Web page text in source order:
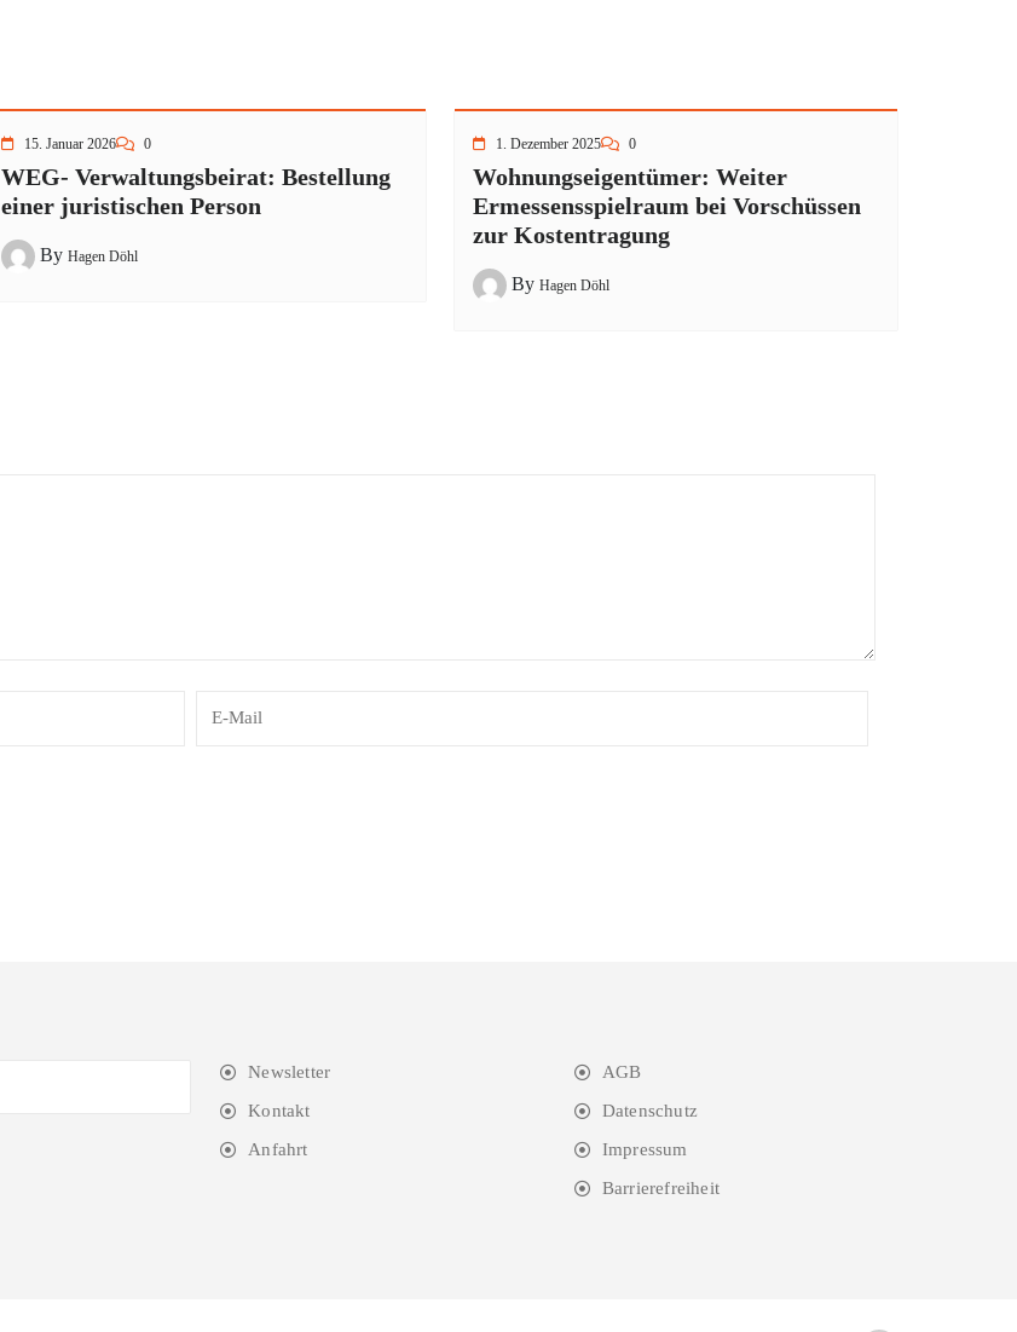
15. Januar 2026 0
WEG- Verwaltungsbeirat: Bestellung
einer juristischen Person
By Hagen Döhl
1. Dezember 2025 0
Wohnungseigentümer: Weiter
Ermessensspielraum bei Vorschüssen
zur Kostentragung
By Hagen Döhl
Newsletter
Kontakt
Anfahrt
AGB
Datenschutz
Impressum
Barrierefreiheit